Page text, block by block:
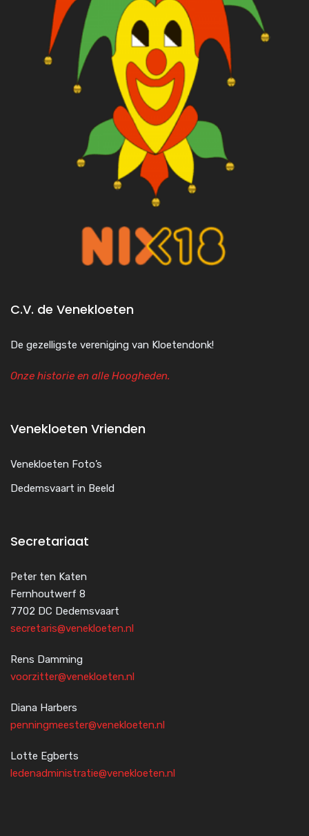
C.V. de Venekloeten
De gezelligste vereniging van Kloetendonk!
Onze historie en alle Hoogheden.
Venekloeten Vrienden
Venekloeten Foto’s
Dedemsvaart in Beeld
Secretariaat
Peter ten Katen
Fernhoutwerf 8
7702 DC Dedemsvaart
secretaris@venekloeten.nl
Rens Damming
voorzitter@venekloeten.nl
Diana Harbers
penningmeester@venekloeten.nl
Lotte Egberts
ledenadministratie@venekloeten.nl